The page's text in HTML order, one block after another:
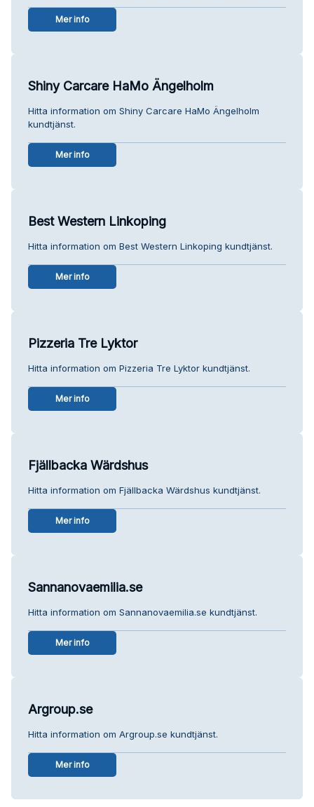
Mer info
Shiny Carcare HaMo Ängelholm
Hitta information om Shiny Carcare HaMo Ängelholm
kundtjänst.
Mer info
Best Western Linkoping
Hitta information om Best Western Linkoping kundtjänst.
Mer info
Pizzeria Tre Lyktor
Hitta information om Pizzeria Tre Lyktor kundtjänst.
Mer info
Fjällbacka Wärdshus
Hitta information om Fjällbacka Wärdshus kundtjänst.
Mer info
Sannanovaemilia.se
Hitta information om Sannanovaemilia.se kundtjänst.
Mer info
Argroup.se
Hitta information om Argroup.se kundtjänst.
Mer info